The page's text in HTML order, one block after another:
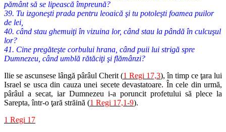
pământ să se lipească împreună?
39. Tu izgoneşti prada pentru leoaică şi tu potoleşti foamea puilor
de lei,
40. când stau ghemuiţi în vizuina lor, când stau la pândă în culcuşul
lor?
41. Cine pregăteşte corbului hrana, când puii lui strigă spre
Dumnezeu, când umblă rătăciţi şi flămânzi?
Ilie se ascunsese lângă pârâul Cherit (1 Regi 17,3), în timp ce ţara lui
Israel se usca din cauza unei secete devastatoare. În cele din urmă,
pârâul a secat, iar Dumnezeu i-a poruncit profetului să plece la
Sarepta, într-o ţară străină (1 Regi 17,1-9).
1 Regi 17